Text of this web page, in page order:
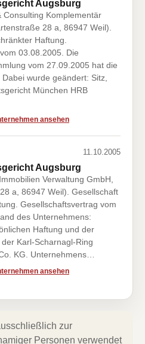
Augsburg
Consulting Komplementär
28 a, 86947 Weil).
Haftung.
03.08.2005. Die
vom 27.09.2005 hat die
wurde geändert: Sitz,
München HRB
ansehen
11.10.2005
Augsburg
Verwaltung GmbH,
a, 86947 Weil). Gesellschaft
Gesellschaftsvertrag vom
des Unternehmens:
Haftung und der
Karl-Scharnagl-Ring
KG. Unternehmens…
ansehen
zur
Personen verwendet